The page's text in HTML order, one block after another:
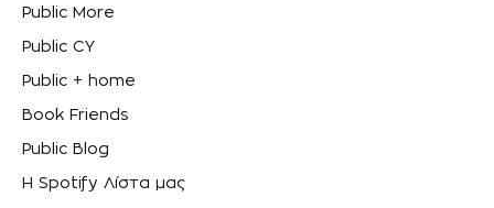
Public More
Public CY
Public + home
Book Friends
Public Blog
Η Spotify Λίστα μας